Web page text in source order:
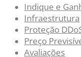
Indique e
Infraestrutura
Proteção
Preço
Avaliações